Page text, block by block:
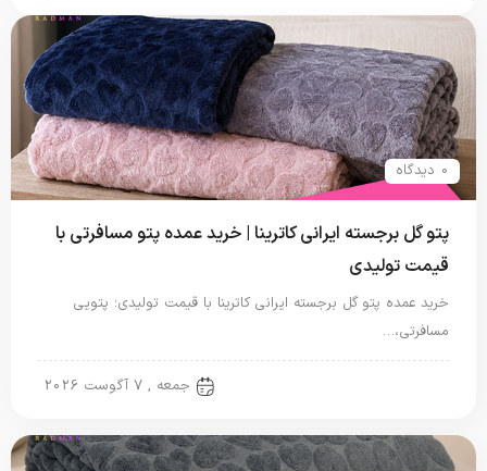
0 دیدگاه
پتو گل برجسته ایرانی کاترینا | خرید عمده پتو مسافرتی با
قیمت تولیدی
خرید عمده پتو گل برجسته ایرانی کاترینا با قیمت تولیدی؛ پتویی
مسافرتی،…
جمعه , 7 آگوست 2026